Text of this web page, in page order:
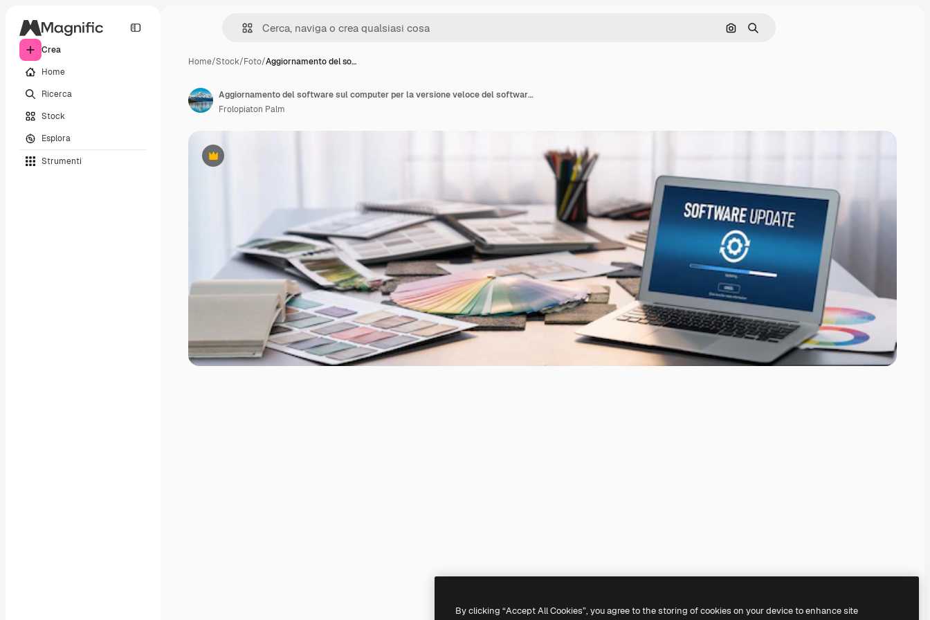
Crea
Home
Ricerca
Stock
Esplora
Strumenti
Cerca per immagine
Ricerca
Home/Stock/Foto/Aggiornamento del so…
Premium
Aggiornamento del software sul computer per la versione veloce del software del dispositivo
Frolopiaton Palm
By clicking “Accept All Cookies”, you agree to the storing of cookies on your device to enhance site